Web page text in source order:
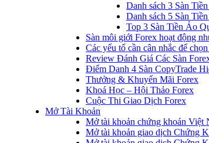
Danh sách 3 Sàn
Danh sách 5 Sàn
Top 3 Sàn Tiền Ảo
Sàn môi giới Forex hoạt động
Các yếu tố cần cân nhắc để
Review Đánh Giá Các Sàn
Điểm Danh 4 Sàn CopyTrade
Thưởng & Khuyến Mãi Forex
Khoá Học – Hội Thảo Forex
Cuộc Thi Giao Dịch Forex
Mở Tài Khoản
Mở tài khoản chứng khoán Việt
Mở tài khoản giao dịch Chứng